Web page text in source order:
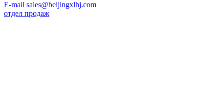
E-mail sales@beijingxlhj.com
отдел продаж